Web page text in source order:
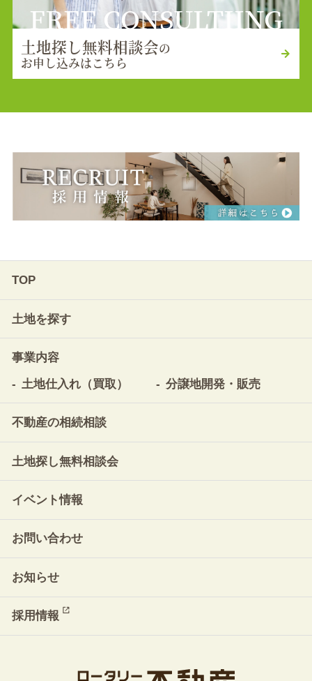
FREE CONSULTIING
土地探し無料相談会の
お申し込みはこちら
TOP
土地を探す
事業内容
土地仕入れ（買取）
分譲地開発・販売
不動産の相続相談
土地探し無料相談会
イベント情報
お問い合わせ
お知らせ
採用情報